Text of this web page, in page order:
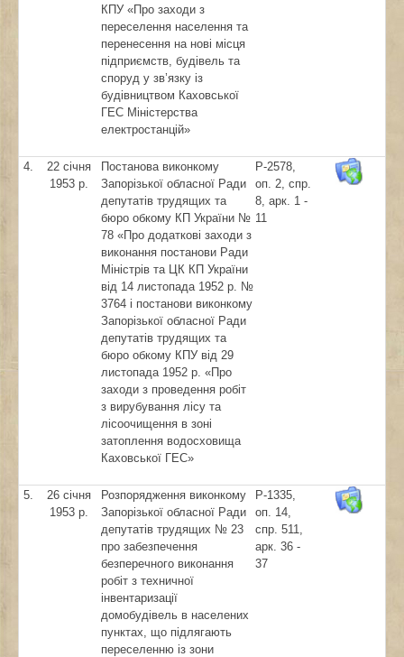
КПУ «Про заходи з
переселення населення та
перенесення на нові місця
підприємств, будівель та
споруд у зв’язку із
будівництвом Каховської
ГЕС Міністерства
електростанцій»
4.
22 січня
1953 р.
Постанова виконкому
Запорізької обласної Ради
депутатів трудящих та
бюро обкому КП України №
78 «Про додаткові заходи з
виконання постанови Ради
Міністрів та ЦК КП України
від 14 листопада 1952 р. №
3764 і постанови виконкому
Запорізької обласної Ради
депутатів трудящих та
бюро обкому КПУ від 29
листопада 1952 р. «Про
заходи з проведення робіт
з вирубування лісу та
лісоочищення в зоні
затоплення водосховища
Каховської ГЕС»
Р-2578,
оп. 2, спр.
8, арк. 1 -
11
5.
26 січня
1953 р.
Розпорядження виконкому
Запорізької обласної Ради
депутатів трудящих № 23
про забезпечення
безперечного виконання
робіт з техничної
інвентаризації
домобудівель в населених
пунктах, що підлягають
переселенню із зони
Р-1335,
оп. 14,
спр. 511,
арк. 36 -
37